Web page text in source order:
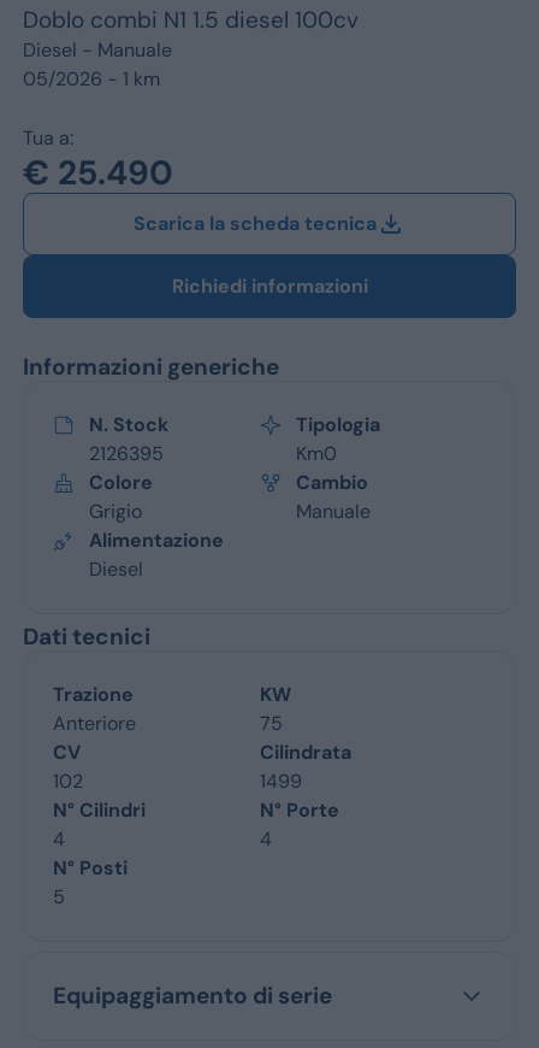
Vedi tutti i marchi
Doblo combi N1 1.5 diesel 100cv
Diesel - Manuale
05/2026 - 1 km
Tua a:
€ 25.490
Scarica la scheda tecnica
Richiedi informazioni
Informazioni generiche
N. Stock
2126395
Tipologia
Km0
Colore
Grigio
Cambio
Manuale
Alimentazione
Diesel
Dati tecnici
Trazione
Anteriore
KW
75
CV
102
Cilindrata
1499
N° Cilindri
4
N° Porte
4
N° Posti
5
Equipaggiamento di serie